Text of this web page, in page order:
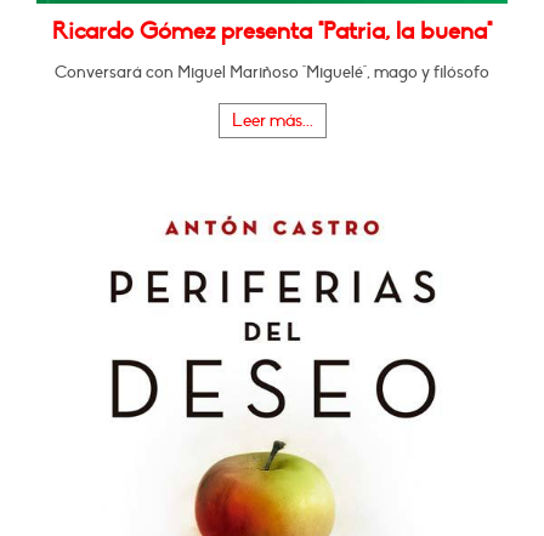
Ricardo Gómez presenta "Patria, la buena"
Conversará con Miguel Mariñoso "Miguelé", mago y filósofo
Leer más...